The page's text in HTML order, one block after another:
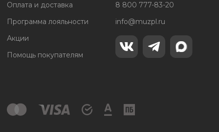
Оплата и доставка
Программа лояльности
Акции
Помощь покупателям
8 800 777-83-20
info@muzpl.ru